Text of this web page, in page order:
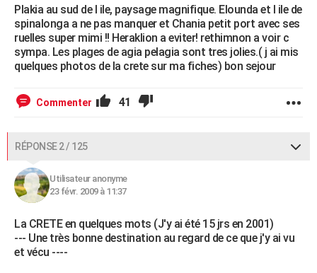
Plakia au sud de l ile, paysage magnifique. Elounda et l ile de
spinalonga a ne pas manquer et Chania petit port avec ses
ruelles super mimi !! Heraklion a eviter! rethimnon a voir c
sympa. Les plages de agia pelagia sont tres jolies.( j ai mis
quelques photos de la crete sur ma fiches) bon sejour
Commenter 41
RÉPONSE 2 / 125
Utilisateur anonyme
23 févr. 2009 à 11:37
La CRETE en quelques mots (J'y ai été 15 jrs en 2001)
--- Une très bonne destination au regard de ce que j'y ai vu
et vécu ----